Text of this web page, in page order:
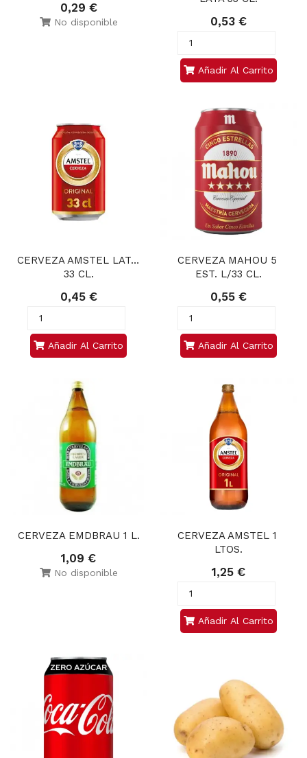
0,29 €
No disponible 0,53 €
Añadir Al Carrito
CERVEZA AMSTEL LATA
33 CL.
0,45 €
Añadir Al Carrito
CERVEZA MAHOU 5
EST. L/33 CL.
0,55 €
Añadir Al Carrito
CERVEZA EMDBRAU 1 L.
1,09 €
No disponible
CERVEZA AMSTEL 1
LTOS.
1,25 €
Añadir Al Carrito